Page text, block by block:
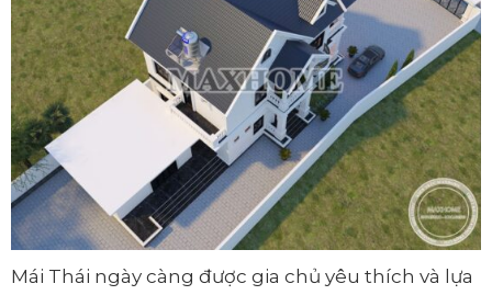
Mái Thái ngày càng được gia chủ yêu thích và lựa